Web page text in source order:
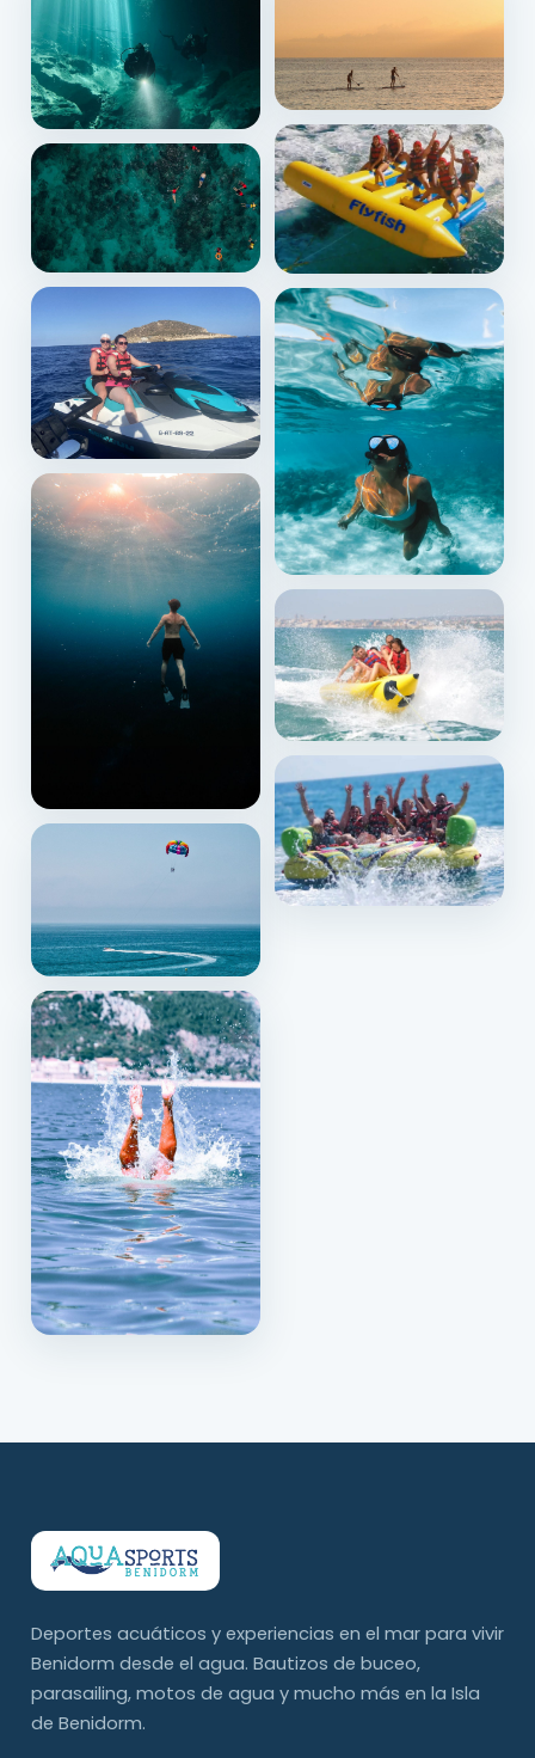
Deportes acuáticos y experiencias en el mar para vivir
Benidorm desde el agua. Bautizos de buceo,
parasailing, motos de agua y mucho más en la Isla
de Benidorm.